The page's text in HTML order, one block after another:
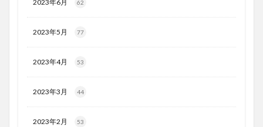
2023年6月 62
2023年5月 77
2023年4月 53
2023年3月 44
2023年2月 53